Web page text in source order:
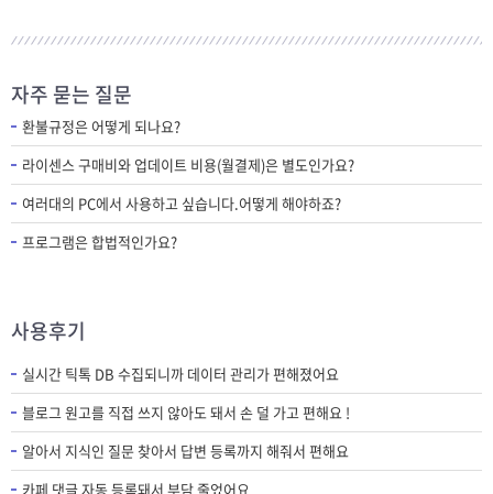
자주 묻는 질문
환불규정은 어떻게 되나요?
라이센스 구매비와 업데이트 비용(월결제)은 별도인가요?
여러대의 PC에서 사용하고 싶습니다.어떻게 해야하죠?
프로그램은 합법적인가요?
사용후기
실시간 틱톡 DB 수집되니까 데이터 관리가 편해졌어요
블로그 원고를 직접 쓰지 않아도 돼서 손 덜 가고 편해요 !
알아서 지식인 질문 찾아서 답변 등록까지 해줘서 편해요
카페 댓글 자동 등록돼서 부담 줄었어요